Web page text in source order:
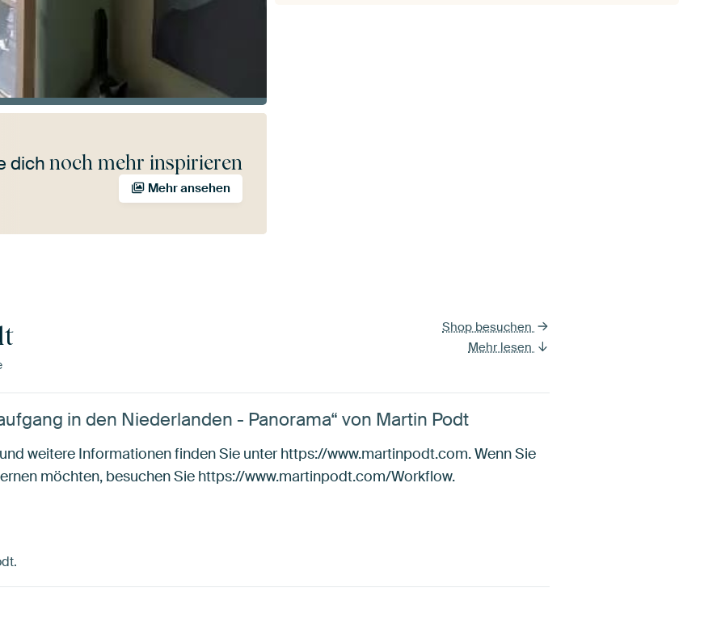
dich noch mehr inspirieren
Mehr ansehen
Shop besuchen
Mehr lesen
in den Niederlanden - Panorama“ von Martin Podt
weitere Informationen finden Sie unter https://www.martinpodt.com. Wenn Sie
möchten, besuchen Sie https://www.martinpodt.com/Workflow.